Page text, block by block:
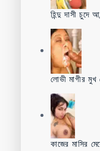
হিন্দু দাসী চুদে
লোভী মাগীর মুখ
কাজের মাসির